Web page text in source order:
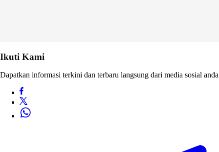
Ikuti Kami
Dapatkan informasi terkini dan terbaru langsung dari media sosial anda